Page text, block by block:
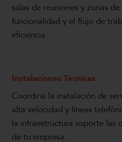
salas de reuniones y zonas
funcionalidad y el flujo de
eficiencia.
Instalaciones Técnicas
Coordina la instalación de
alta velocidad y líneas
la infraestructura soporte las
de tu empresa.